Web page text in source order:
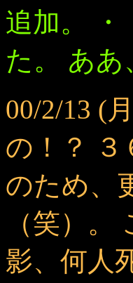
追加。 ・
た。 ああ
00/2/13 (
の！？ ３
のため、
（笑）
影、何人